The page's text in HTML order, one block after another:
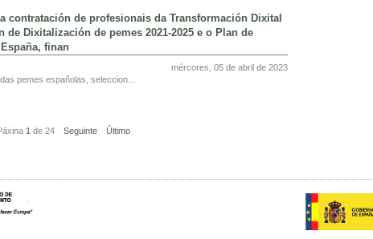
contratación de profesionais da Transformación Dixital
Dixitalización de pemes 2021-2025 e o Plan de
finan
mércores, 05 de abril de 2023
pemes españolas, seleccion...
1 de 24 Seguinte Último